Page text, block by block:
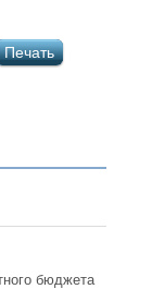
Печать
бюджета